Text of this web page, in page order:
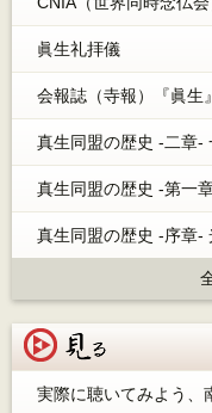
眞生礼拝儀
会報誌（寺報）『眞生』
真生同盟の歴史 -二章-
真生同盟の歴史 -第一
真生同盟の歴史 -序章-
実際に聴いてみよう、